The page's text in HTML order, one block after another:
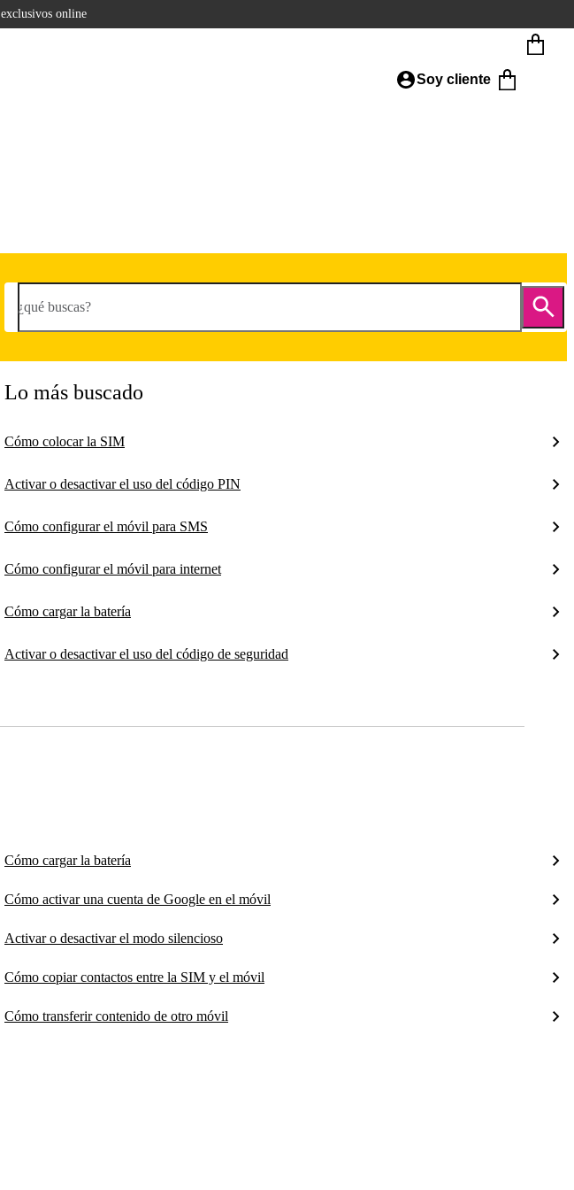
exclusivos online
Soy cliente
¿qué buscas?
Lo más buscado
Cómo colocar la SIM
Activar o desactivar el uso del código PIN
Cómo configurar el móvil para SMS
Cómo configurar el móvil para internet
Cómo cargar la batería
Activar o desactivar el uso del código de seguridad
Cómo cargar la batería
Cómo activar una cuenta de Google en el móvil
Activar o desactivar el modo silencioso
Cómo copiar contactos entre la SIM y el móvil
Cómo transferir contenido de otro móvil